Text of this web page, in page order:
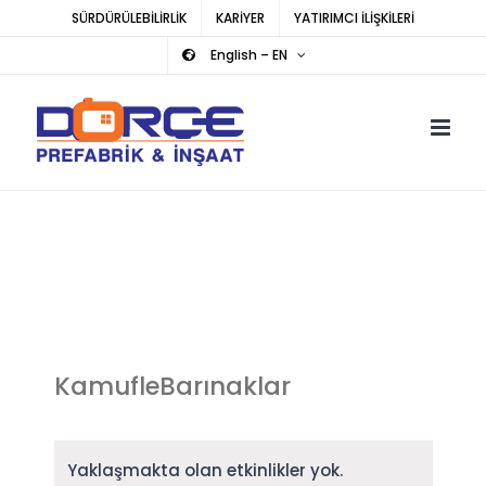
SÜRDÜRÜLEBİLİRLİK KARİYER
YATIRIMCI İLİŞKİLERİ
English – EN
KamufleBarınaklar
Yaklaşmakta olan etkinlikler yok.